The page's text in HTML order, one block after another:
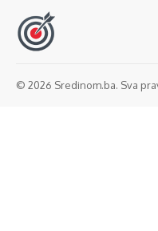
© 2026 Sredinom.ba. Sva